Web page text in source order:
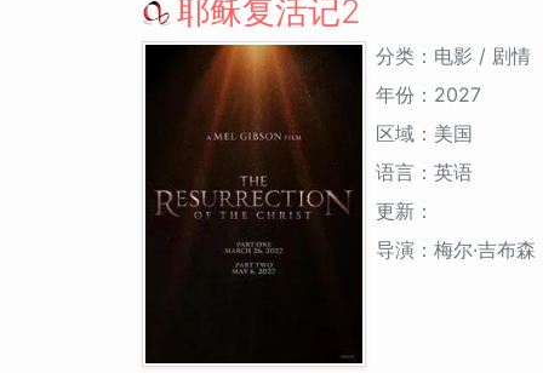
耶稣复活记2
分类：电影 / 剧情
年份：2027
区域：美国
语言：英语
更新：
导演：梅尔·吉布森